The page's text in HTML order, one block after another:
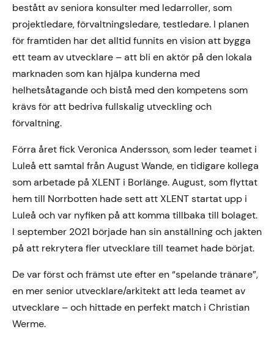
bestått av seniora konsulter med ledarroller, som
projektledare, förvaltningsledare, testledare. I planen
för framtiden har det alltid funnits en vision att bygga
ett team av utvecklare – att bli en aktör på den lokala
marknaden som kan hjälpa kunderna med
helhetsåtagande och bistå med den kompetens som
krävs för att bedriva fullskalig utveckling och
förvaltning.
Förra året fick Veronica Andersson, som leder teamet i
Luleå ett samtal från August Wande, en tidigare kollega
som arbetade på XLENT i Borlänge. August, som flyttat
hem till Norrbotten hade sett att XLENT startat upp i
Luleå och var nyfiken på att komma tillbaka till bolaget.
I september 2021 började han sin anställning och jakten
på att rekrytera fler utvecklare till teamet hade börjat.
De var först och främst ute efter en “spelande tränare”,
en mer senior utvecklare/arkitekt att leda teamet av
utvecklare – och hittade en perfekt match i Christian
Werme.